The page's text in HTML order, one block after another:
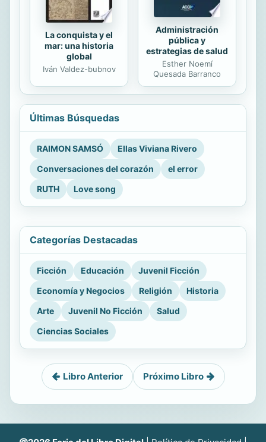
La conquista y el
mar: una historia
global
Iván Valdez-bubnov
Administración
pública y
estrategias de salud
Esther Noemí
Quesada Barranco
Últimas Búsquedas
RAIMON SAMSÓ
Ellas Viviana Rivero
Conversaciones del corazón
el error
RUTH
Love song
Categorías Destacadas
Ficción Educación
Juvenil Ficción
Economía y Negocios
Religión
Historia
Arte
Juvenil No Ficción
Salud
Ciencias Sociales
Libro Anterior Próximo Libro